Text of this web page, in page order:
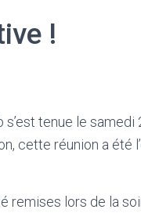
!
s’est tenue le
cette réunion a été
remises lors de la